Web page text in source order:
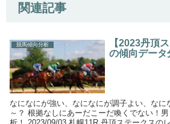
関連記事
競馬傾向分析
【2023丹頂
の傾向データ
なになにが強い、なになにが調子よい、なに
～？ 根拠なしにあーだこーだ喚くでない！